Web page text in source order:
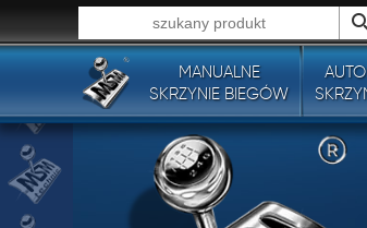
Wszystkie typy produktów!
MANUALNE
SKRZYNIE BIEGÓW